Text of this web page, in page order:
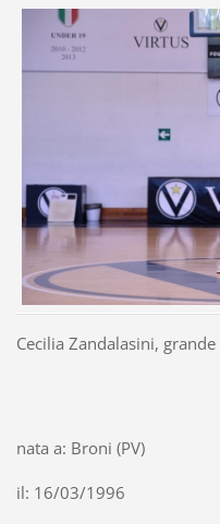
Cecilia Zandalasini,
nata a: Broni (PV)
il: 16/03/1996